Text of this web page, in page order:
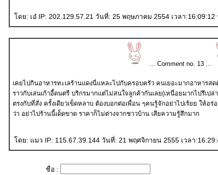
ดย: เอ๋ IP: 202.129.57.21 วันที่: 25 พฤษภาคม 2554 เวลา:16:09:12
... Comment no. 13 ...
เคยไปกินอาหารทะเลร้านแดงนี่แหละไปกับครอบครัว คนเยอะมากอาหารสดตัวโต ๆยอมรับ แต่บริก
ราวกับเล่นเก้าอี้ดนตรี บริกรมากแต่ไม่สนใจลูกค้ากันเลย(เหนื่อยมากไปรึเปล่า) สั่งอาหารราวกับขอกินฟรี คิดราคาอาหารก็ไม่
ตรงกับที่สั่ง ครั้งเดียวเข็ดหลาบ ต้องบอกต่อเพื่อน ๆคนรู้จักอย่าไปเร้ยย ให้อร่อยอย่างไง ไปกินที่อื่นเหอะ เทศกาลยิ่งบอกได้เล
ว่า อย่าไปร้านนี้เด็ดขาด ราคาก็ไม่ต่างจากชาวบ้าน เสียความรู้สึกมาก
ดย: แมว IP: 115.67.39.144 วันที่: 21 พฤศจิกายน 2555 เวลา
ชื่อ :